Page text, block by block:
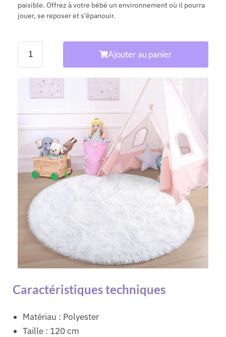
paisible. Offrez à votre bébé un environnement où il pourra
jouer, se reposer et s’épanouir.
Ajouter au panier
Caractéristiques techniques
Matériau : Polyester
Taille : 120 cm